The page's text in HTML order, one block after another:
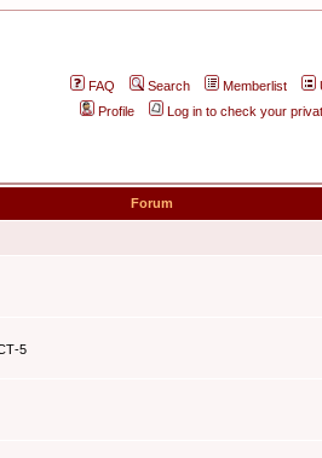
FAQ Search Memberlist
Profile
Log in to check your
Forum
5